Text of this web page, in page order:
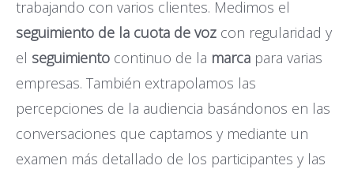
trabajando con varios clientes. Medimos el
seguimiento de la cuota de voz con regularidad y
el seguimiento continuo de la marca para varias
empresas. También extrapolamos las
percepciones de la audiencia basándonos en las
conversaciones que captamos y mediante un
examen más detallado de los participantes y las